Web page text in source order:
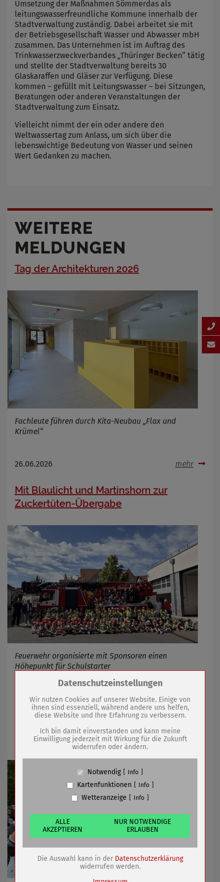
Umsetzung der Maßnahmen Sömmerdas als
leitungswasserfreundliche Kommune innerhalb der
Stadtverwaltung zuständig. Dabei arbeitet sie mit
der Betriebsgesellschaft Wasser und Abwasser mbH
zusammen. Das Unternehmen ist im Auftrag des
Trinkwasserzweckverbandes „Thüringer Becken“ tätig
und stellte der Stadtverwaltung bereits 30
Glaskaraffen und Gläser zur Verfügung. Diese
kommen – gefüllt mit Leitungswasser – bei Sitzungen,
Beratungen oder anderen Veranstaltungen der
Stadtverwaltung zum Einsatz.
Vielleicht nimmt der ein oder andere den
Weltwassertag zum Anlass, um sich über die
lebenswichtige Bedeutung von Wasser und seinen
Wert Gedanken zu machen.
WEITERE
MELDUNGEN
Tag der Architekturen 2026
Fachleute führen durch Kita-Neubau „Flax und
Krümel“
26.06.2026 mehr
Mit Blaulicht und Martinshorn zur
Zuckertüten-Übergabe
Feuerwehr organisierte mit Sponsoren einen
Höhepunkt für Schulstarter
23.06.2026 mehr
KJP-Familiensommerkino 2026 wird
verschoben
Zum Betrieb der Seite notwendige Cookies /
Name
PHP Session Cookie
Anbieter
Eigentümer dieser Website (Wenko-
Wenselaar GmbH & Co. KG)
Absicherung Kontaktformular / SPAM
Cookiespeicherung Entscheidungscookie
Anbieter
Eigentümer dieser Website (Wenko-
Wenselaar GmbH & Co. KG)
Zweck
Speichert die Einstellungen der Besucher
bezüglich der Speicherung von Cookies.
Cookie Name
dywc
Cookie Laufzeit
1 Jahr
Datenschutzeinstellungen
Wir nutzen Cookies auf unserer Website. Einige von
ihnen sind essenziell, während andere uns helfen,
diese Website und Ihre Erfahrung zu verbessern.
Ich bin damit einverstanden und kann meine
Einwilligung jederzeit mit Wirkung für die Zukunft
widerrufen oder ändern.
Notwendig Info
Kartenfunktionen Info
Wetteranzeige Info
ALLE
AKZEPTIEREN
NUR NOTWENDIGE
ERLAUBEN
Die Auswahl kann in der Datenschutzerklärung
widerrufen werden.